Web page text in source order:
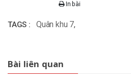
In bài
TAGS : Quân khu 7,
Bài liên quan